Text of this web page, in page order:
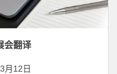
会翻译
月12日